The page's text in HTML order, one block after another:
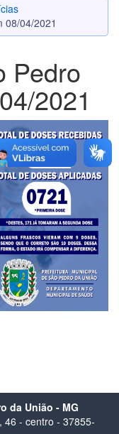
08/04/2021
Pedro
2021
da União - MG
46 - centro - 37855-